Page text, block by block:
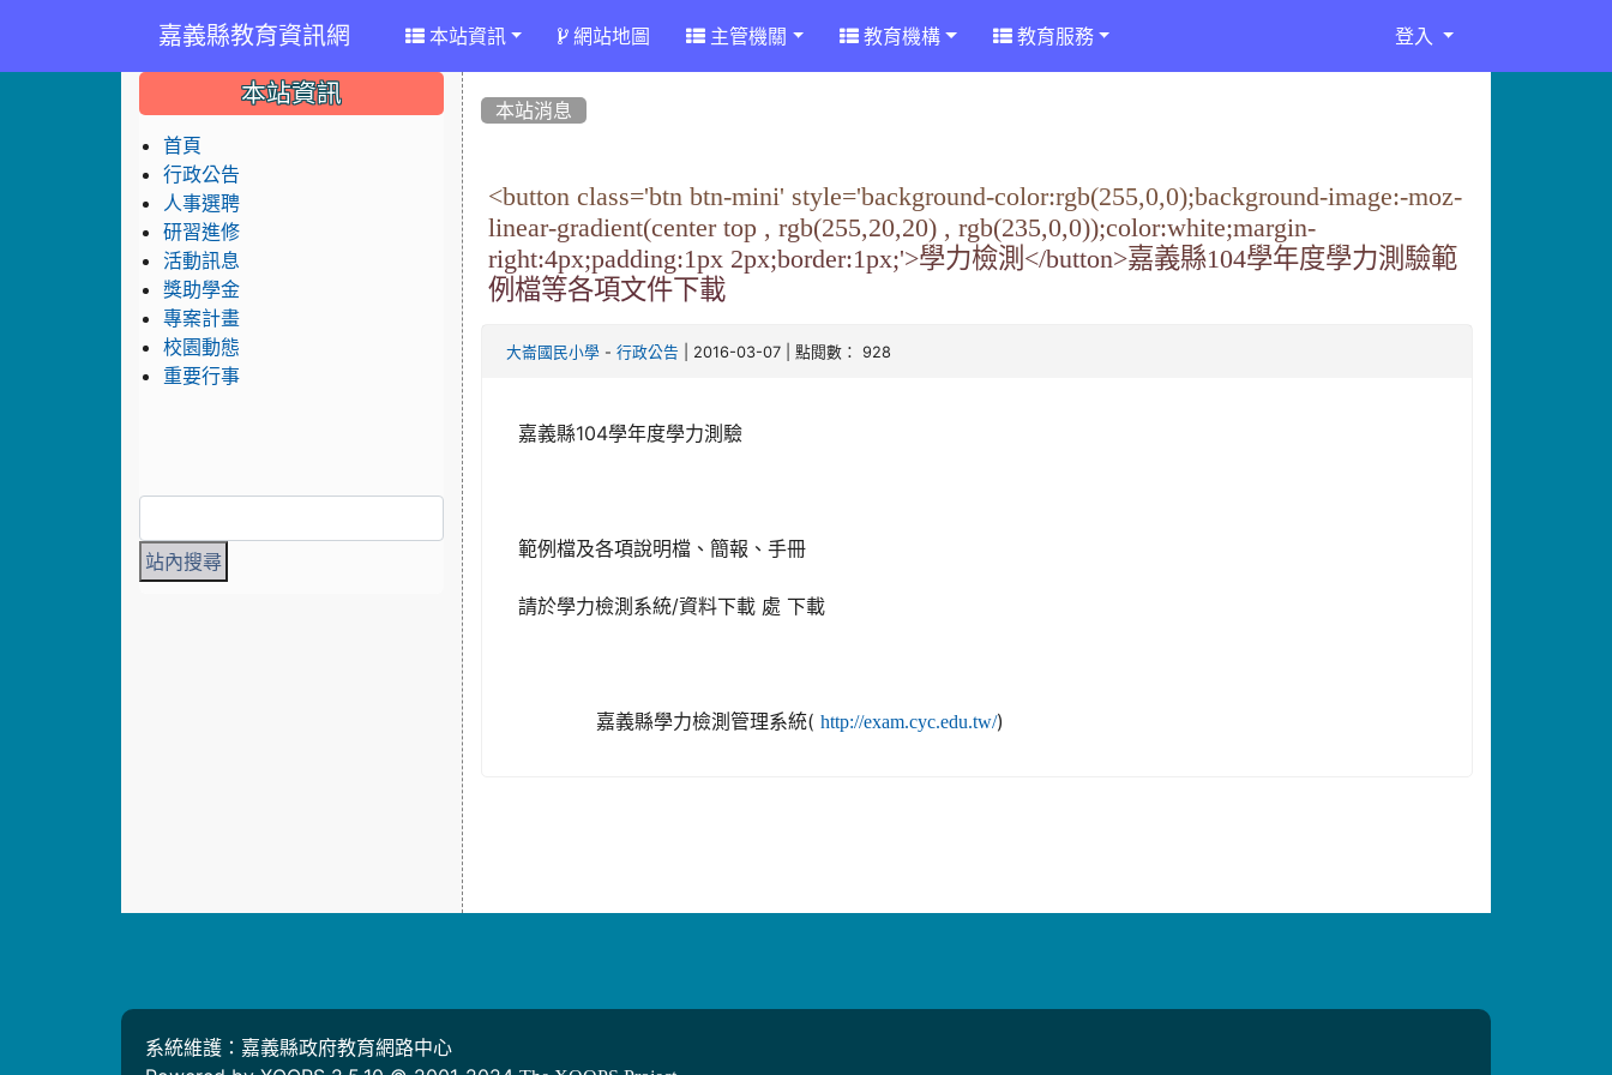
嘉義縣教育資訊網 本站資訊 網站地圖 主管機關 教育機構 教育服務 登入
本站消息
<button class='btn btn-mini' style='background-color:rgb(255,0,0);background-image:-moz-
linear-gradient(center top , rgb(255,20,20) , rgb(235,0,0));color:white;margin-
right:4px;padding:1px 2px;border:1px;'>學力檢測</button>嘉義縣104學年度學力測驗範
例檔等各項文件下載
大崙國民小學 -行政公告 | 2016-03-07 | 點閱數： 928
嘉義縣104學年度學力測驗
範例檔及各項說明檔、簡報、手冊
請於學力檢測系統/資料下載 處 下載
嘉義縣學力檢測管理系統(http://exam.cyc.edu.tw/)
::: 本站資訊
首頁
行政公告
人事選聘
研習進修
活動訊息
獎助學金
專案計畫
校園動態
重要行事
系統維護：嘉義縣政府教育網路中心